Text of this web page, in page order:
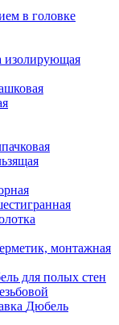
в головке
изолирующая
монтажная
для полых стен
Дюбель